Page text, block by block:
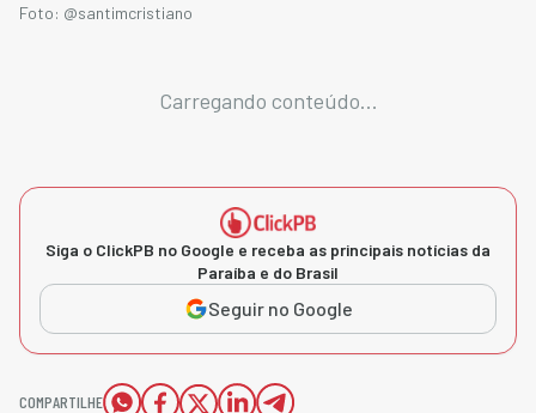
Foto: @santimcristiano
Carregando conteúdo...
Siga o ClickPB no Google e receba as principais notícias da
Paraíba e do Brasil
Seguir no Google
COMPARTILHE